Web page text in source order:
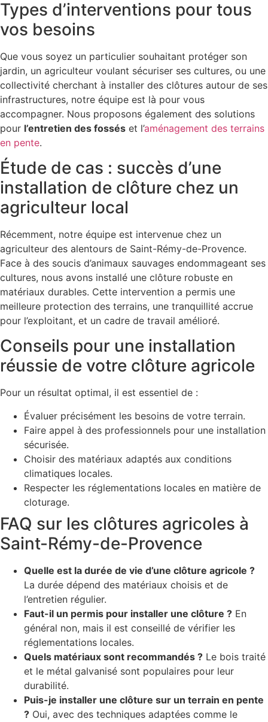
Types d’interventions pour tous
vos besoins
Que vous soyez un particulier souhaitant protéger son
jardin, un agriculteur voulant sécuriser ses cultures, ou une
collectivité cherchant à installer des clôtures autour de ses
infrastructures, notre équipe est là pour vous
accompagner. Nous proposons également des solutions
pour l’entretien des fossés et l’aménagement des terrains
en pente.
Étude de cas : succès d’une
installation de clôture chez un
agriculteur local
Récemment, notre équipe est intervenue chez un
agriculteur des alentours de Saint-Rémy-de-Provence.
Face à des soucis d’animaux sauvages endommageant ses
cultures, nous avons installé une clôture robuste en
matériaux durables. Cette intervention a permis une
meilleure protection des terrains, une tranquillité accrue
pour l’exploitant, et un cadre de travail amélioré.
Conseils pour une installation
réussie de votre clôture agricole
Pour un résultat optimal, il est essentiel de :
Évaluer précisément les besoins de votre terrain.
Faire appel à des professionnels pour une installation
sécurisée.
Choisir des matériaux adaptés aux conditions
climatiques locales.
Respecter les réglementations locales en matière de
cloturage.
FAQ sur les clôtures agricoles à
Saint-Rémy-de-Provence
Quelle est la durée de vie d’une clôture agricole ?
La durée dépend des matériaux choisis et de
l’entretien régulier.
Faut-il un permis pour installer une clôture ? En
général non, mais il est conseillé de vérifier les
réglementations locales.
Quels matériaux sont recommandés ? Le bois traité
et le métal galvanisé sont populaires pour leur
durabilité.
Puis-je installer une clôture sur un terrain en pente
? Oui, avec des techniques adaptées comme le